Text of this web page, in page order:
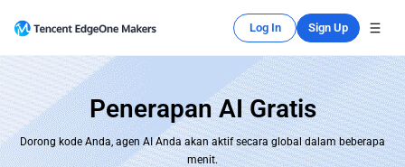
Log In Sign Up
Penerapan AI Gratis
Dorong kode Anda, agen AI Anda akan aktif secara global dalam beberapa
menit.